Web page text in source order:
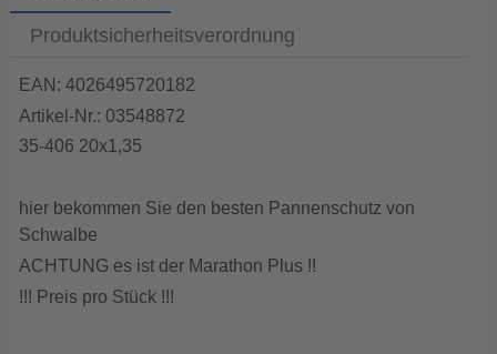
Produktsicherheitsverordnung
EAN: 4026495720182
Artikel-Nr.: 03548872
35-406 20x1,35
hier bekommen Sie den besten Pannenschutz von
Schwalbe
ACHTUNG es ist der Marathon Plus !!
!!! Preis pro Stück !!!